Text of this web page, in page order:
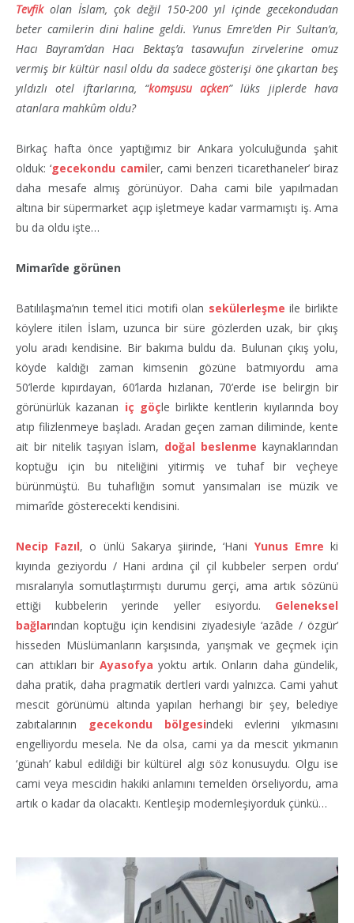
Tevfikolan İslam, çok değil 150-200 yıl içinde gecekondudan
beter camilerin dini haline geldi. Yunus Emre’den Pir Sultan’a,
Hacı Bayram’dan Hacı Bektaş’a tasavvufun zirvelerine omuz
vermiş bir kültür nasıl oldu da sadece gösterişi öne çıkartan beş
yıldızlı otel iftarlarına, “komşusu açken” lüks jiplerde hava
atanlara mahkûm oldu?
Birkaç hafta önce yaptığımız bir Ankara yolculuğunda şahit
olduk: ‘gecekondu camiler, cami benzeri ticarethaneler’ biraz
daha mesafe almış görünüyor. Daha cami bile yapılmadan
altına bir süpermarket açıp işletmeye kadar varmamıştı iş. Ama
bu da oldu işte…
Mimarîde görünen
Batılılaşma’nın temel itici motifi olan sekülerleşme ile birlikte
köylere itilen İslam, uzunca bir süre gözlerden uzak, bir çıkış
yolu aradı kendisine. Bir bakıma buldu da. Bulunan çıkış yolu,
köyde kaldığı zaman kimsenin gözüne batmıyordu ama
50’lerde kıpırdayan, 60’larda hızlanan, 70’erde ise belirgin bir
görünürlük kazanan iç göçle birlikte kentlerin kıyılarında boy
atıp filizlenmeye başladı. Aradan geçen zaman diliminde, kente
ait bir nitelik taşıyan İslam, doğal beslenme kaynaklarından
koptuğu için bu niteliğini yitirmiş ve tuhaf bir veçheye
bürünmüştü. Bu tuhaflığın somut yansımaları ise müzik ve
mimarîde gösterecekti kendisini.
Necip Fazıl, o ünlü Sakarya şiirinde, ‘Hani Yunus Emre ki
kıyında geziyordu / Hani ardına çil çil kubbeler serpen ordu’
mısralarıyla somutlaştırmıştı durumu gerçi, ama artık sözünü
ettiği kubbelerin yerinde yeller esiyordu. Geleneksel
bağlarından koptuğu için kendisini ziyadesiyle ‘azâde / özgür’
hisseden Müslümanların karşısında, yarışmak ve geçmek için
can attıkları bir Ayasofya yoktu artık. Onların daha gündelik,
daha pratik, daha pragmatik dertleri vardı yalnızca. Cami yahut
mescit görünümü altında yapılan herhangi bir şey, belediye
zabıtalarının
gecekondu bölgesindeki evlerini yıkmasını
engelliyordu mesela. Ne da olsa, cami ya da mescit yıkmanın
‘günah’ kabul edildiği bir kültürel algı söz konusuydu. Olgu ise
cami veya mescidin hakiki anlamını temelden örseliyordu, ama
artık o kadar da olacaktı. Kentleşip modernleşiyorduk çünkü…